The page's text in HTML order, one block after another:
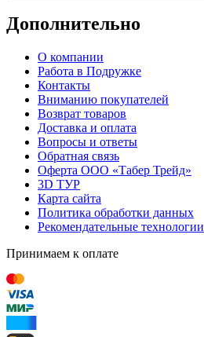
Дополнительно
О компании
Работа в Подружке
Контакты
Вниманию покупателей
Возврат товаров
Доставка и оплата
Вопросы и ответы
Обратная связь
Оферта ООО «Табер Трейд»
3D ТУР
Карта сайта
Политика обработки данных
Рекомендательные технологии
Принимаем к оплате